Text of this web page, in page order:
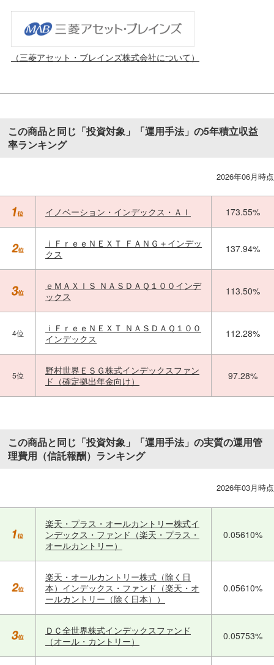
（三菱アセット・ブレインズ株式会社について）
この商品と同じ「投資対象」「運用手法」の5年積立収益
率ランキング
2026年06月時点
イノベーション・インデックス・ＡＩ 173.55%
ｉＦｒｅｅＮＥＸＴ ＦＡＮＧ＋インデッ
クス
137.94%
ｅＭＡＸＩＳ ＮＡＳＤＡＱ１００インデ
ックス
113.50%
4位
ｉＦｒｅｅＮＥＸＴ ＮＡＳＤＡＱ１００
インデックス
112.28%
5位
野村世界ＥＳＧ株式インデックスファン
ド（確定拠出年金向け）
97.28%
この商品と同じ「投資対象」「運用手法」の実質の運用管
理費用（信託報酬）ランキング
2026年03月時点
楽天・プラス・オールカントリー株式イ
ンデックス・ファンド（楽天・プラス・
オールカントリー）
0.05610%
楽天・オールカントリー株式（除く日
本）インデックス・ファンド（楽天・オ
ールカントリー（除く日本））
0.05610%
ＤＣ全世界株式インデックスファンド
（オール・カントリー）
0.05753%